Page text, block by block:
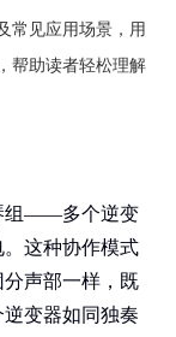
常见应用场景，用
帮助读者轻松理解
组——多个逆变
这种协作模式
声部一样，既
变器如同独奏